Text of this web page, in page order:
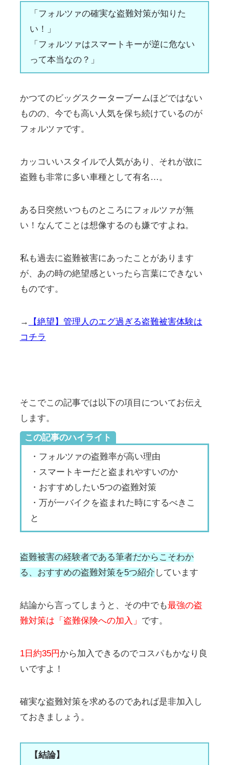
「フォルツァの確実な盗難対策が知りた
い！」
「フォルツァはスマートキーが逆に危ない
って本当なの？」
かつてのビッグスクーターブームほどではない
ものの、今でも高い人気を保ち続けているのが
フォルツァです。
カッコいいスタイルで人気があり、それが故に
盗難も非常に多い車種として有名…。
ある日突然いつものところにフォルツァが無
い！なんてことは想像するのも嫌ですよね。
私も過去に盗難被害にあったことがあります
が、あの時の絶望感といったら言葉にできない
ものです。
→
【絶望】管理人のエグ過ぎる盗難被害体験は
コチラ
そこでこの記事では以下の項目についてお伝え
します。
この記事のハイライト
・フォルツァの盗難率が高い理由
・スマートキーだと盗まれやすいのか
・おすすめしたい5つの盗難対策
・万が一バイクを盗まれた時にするべきこ
と
盗難被害の経験者である筆者だからこそわか
る、おすすめの盗難対策を5つ紹介 しています
結論から言ってしまうと、その中でも最強の盗
難対策は「盗難保険への加入」 です。
1日約35円 から加入できるのでコスパもかなり良
いですよ！
確実な盗難対策を求めるのであれば是非加入し
ておきましょう。
【結論】